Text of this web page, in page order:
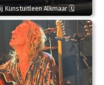
Kunstuitleen Alkmaar 🗓